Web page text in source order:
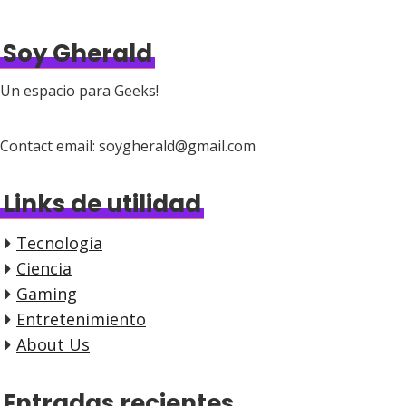
Soy Gherald
Un espacio para Geeks!
Contact email: soygherald@gmail.com
Links de utilidad
Tecnología
Ciencia
Gaming
Entretenimiento
About Us